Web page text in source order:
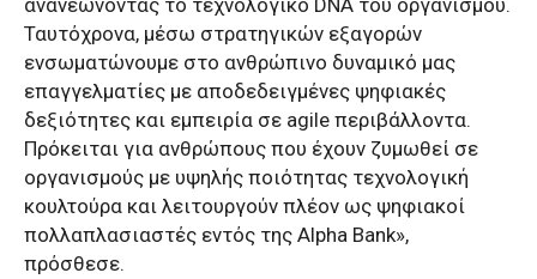
Ταυτόχρονα, μέσω στρατηγικών εξαγορών
ενσωματώνουμε στο ανθρώπινο δυναμικό μας
επαγγελματίες με αποδεδειγμένες ψηφιακές
δεξιότητες και εμπειρία σε agile περιβάλλοντα.
Πρόκειται για ανθρώπους που έχουν ζυμωθεί σε
οργανισμούς με υψηλής ποιότητας τεχνολογική
κουλτούρα και λειτουργούν πλέον ως ψηφιακοί
πολλαπλασιαστές εντός της Alpha Bank»,
πρόσθεσε.